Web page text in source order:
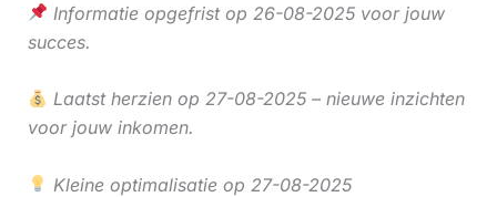
Informatie opgefrist op 26-08-2025 voor jouw
succes.
Laatst herzien op 27-08-2025 – nieuwe inzichten
voor jouw inkomen.
Kleine optimalisatie op 27-08-2025